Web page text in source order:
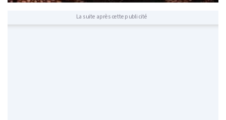
La suite après cette publicité